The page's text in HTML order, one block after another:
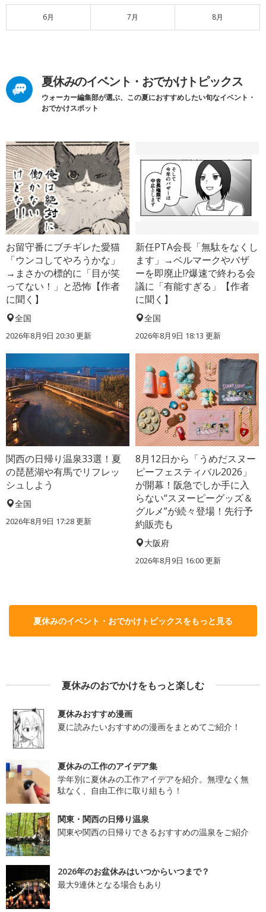
6月 7月 8月
夏休みのイベント・おでかけトピックス
ウォーカー編集部が選ぶ、この夏におすすめしたい旬なイベント・
おでかけスポット
お留守番にブチギレた愛猫
「ウンコしてやろうかな」
→まさかの標的に「目が笑
ってない！」と恐怖【作者
に聞く】
全国
2026年8月9日 20:30更新
新任PTA会長「無駄をなくし
ます」→ベルマークやバザ
ーを即廃止!?爆速で終わる会
議に「有能すぎる」【作者
に聞く】
全国
2026年8月9日 18:13 更新
関西の日帰り温泉33選！夏
の琵琶湖や有馬でリフレッ
シュしよう
全国
2026年8月9日 17:28更新
8月12日から「うめだスヌー
ピーフェスティバル2026」
が開幕！阪急でしか手に入
らない“スヌーピーグッズ＆
グルメ”が続々登場！先行予
約販売も
大阪府
2026年8月9日 16:00更新
夏休みのイベント・おでかけトピックスをもっと見る
夏休みのおでかけをもっと楽しむ
夏休みおすすめ漫画
夏に読みたいおすすめの漫画をまとめてご紹介！
夏休みの工作のアイデア集
学年別に夏休みの工作アイデアを紹介。無理なく無
駄なく、自由工作に取り組もう！
関東・関西の日帰り温泉
関東や関西の日帰りできるおすすめの温泉をご紹介
2026年のお盆休みはいつからいつまで？
最大9連休となる場合もあり